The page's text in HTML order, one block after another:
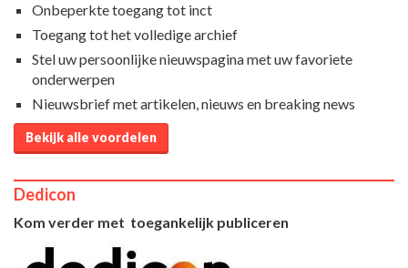
Onbeperkte toegang tot inct
Toegang tot het volledige archief
Stel uw persoonlijke nieuwspagina met uw favoriete
onderwerpen
Nieuwsbrief met artikelen, nieuws en breaking news
Bekijk alle voordelen
Dedicon
Kom verder met toegankelijk publiceren